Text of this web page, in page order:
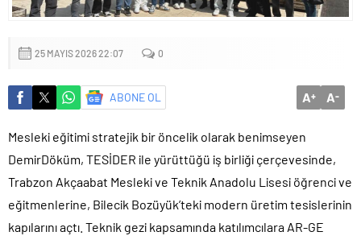
25 MAYIS 2026 22:07 0
ABONE OL A+ A-
Mesleki eğitimi stratejik bir öncelik olarak benimseyen
DemirDöküm, TESİDER ile yürüttüğü iş birliği çerçevesinde,
Trabzon Akçaabat Mesleki ve Teknik Anadolu Lisesi öğrenci ve
eğitmenlerine, Bilecik Bozüyük’teki modern üretim tesislerinin
kapılarını açtı. Teknik gezi kapsamında katılımcılara AR-GE